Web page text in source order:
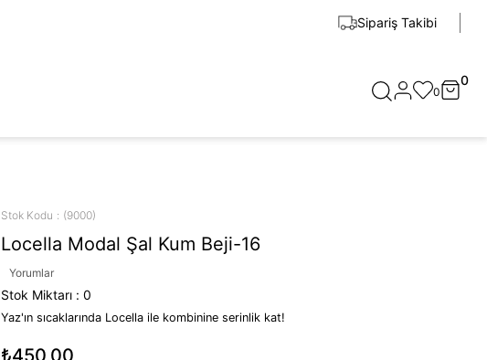
Sipariş Takibi
0
0
Stok Kodu (9000)
Locella Modal Şal Kum Beji-16
Yorumlar
Stok Miktarı : 0
Yaz'ın sıcaklarında Locella ile kombinine serinlik kat!
₺450,00